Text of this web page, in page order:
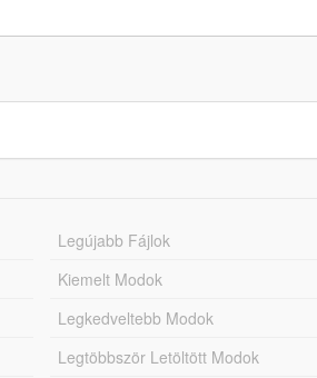
Legújabb Fájlok
Kiemelt Modok
Legkedveltebb Modok
Legtöbbször Letöltött Modok